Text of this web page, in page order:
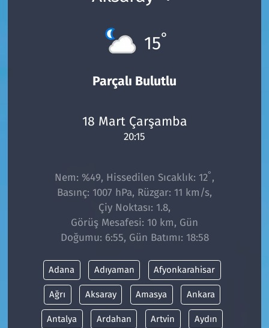
15°
Parçalı Bulutlu
18 Mart Çarşamba
20:15
Nem: %49, Hissedilen Sıcaklık: 12° ,
Basınç: 1007 hPa, Rüzgar: 11 km/s,
Çiy Noktası: 1.8,
Görüş Mesafesi: 10 km, Gün
Doğumu: 6:55, Gün Batımı: 18:58
Adana Adıyaman Afyonkarahisar
Ağrı Aksaray Amasya Ankara
Antalya Ardahan Artvin Aydın